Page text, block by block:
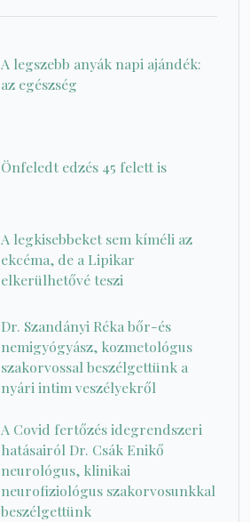
A legszebb anyák napi ajándék:
az egészség
Önfeledt edzés 45 felett is
A legkisebbeket sem kíméli az
ekcéma, de a Lipikar
elkerülhetővé teszi
Dr. Szandányi Réka bőr-és
nemigyógyász, kozmetológus
szakorvossal beszélgettünk a
nyári intim veszélyekről
A Covid fertőzés idegrendszeri
hatásairól Dr. Csák Enikő
neurológus, klinikai
neurofiziológus szakorvosunkkal
beszélgettünk